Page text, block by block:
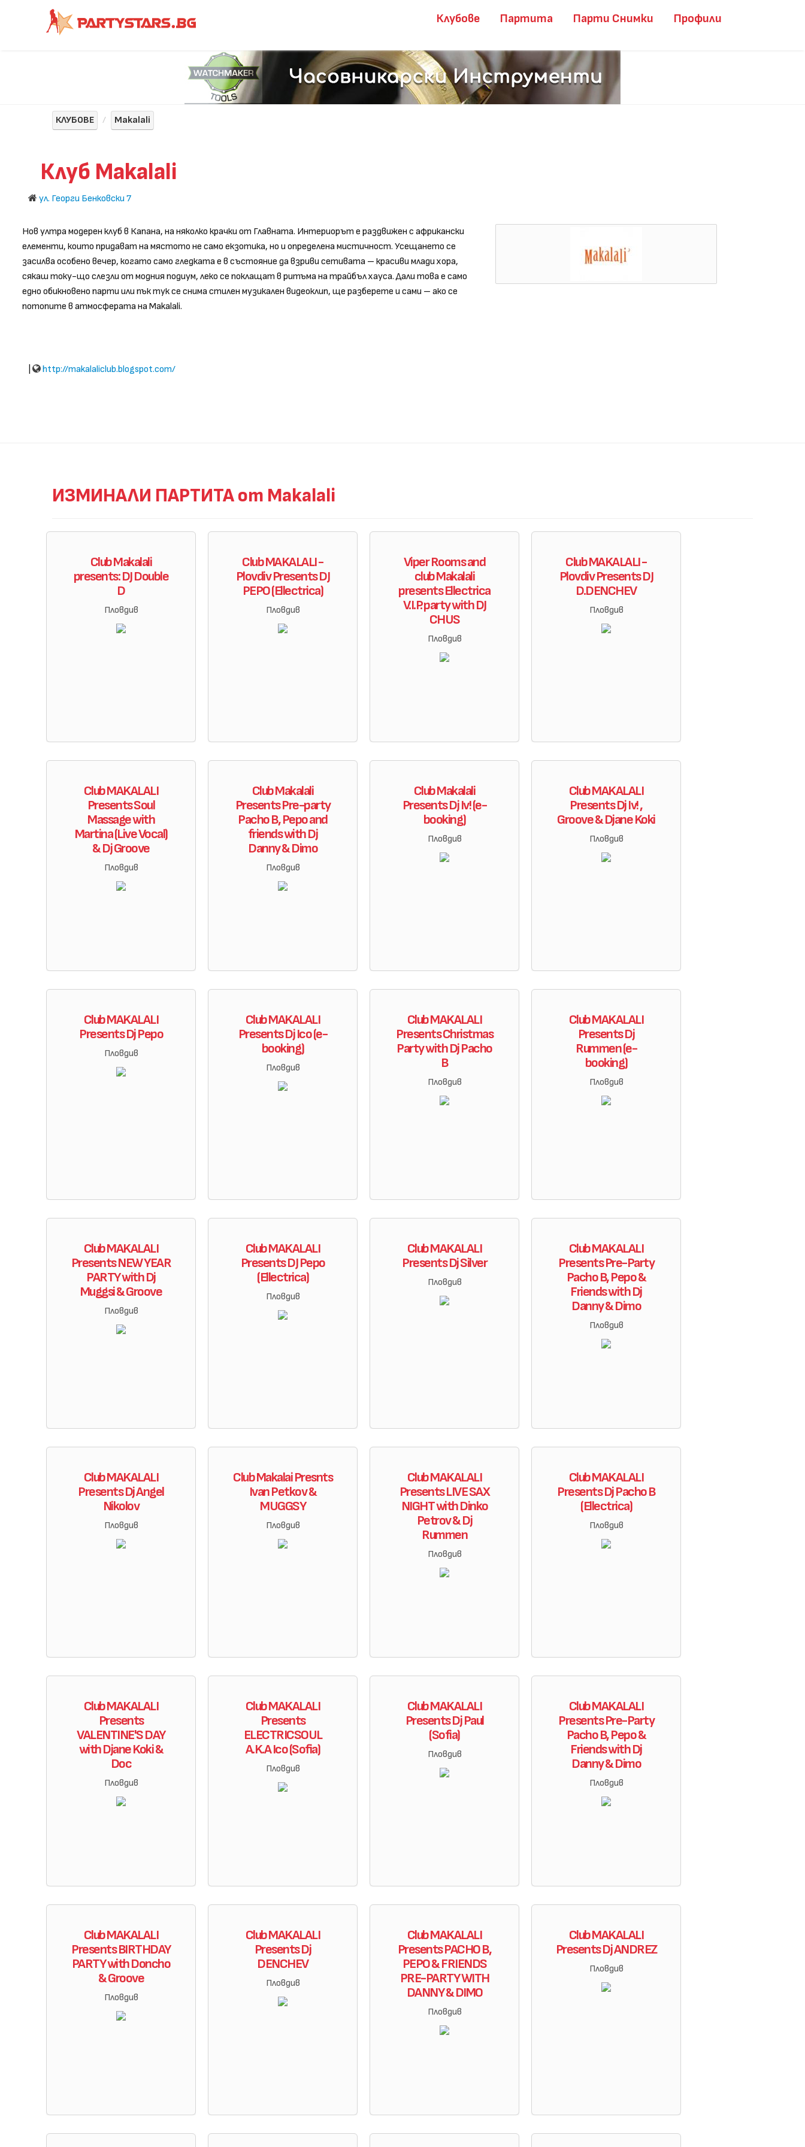
Клубове Партита Парти Снимки Профили
КЛУБОВЕ Makalali
Клуб Makalali
ул. Георги Бенковски 7
Нов ултра модерен клуб в Капана, на няколко крачки от Главната. Интериорът е раздвижен с африкански
елементи, които придават на мястото не само екзотика, но и определена мистичност. Усещането се
засилва особено вечер, когато само гледката е в състояние да взриви сетивата – красиви млади хора,
сякаш току-що слезли от модния подиум, леко се поклащат в ритъма на трайбъл хауса. Дали това е само
едно обикновено парти или пък тук се снима стилен музикален видеоклип, ще разберете и сами – ако се
потопите в атмосферата на Makalali.
http://makalaliclub.blogspot.com/
ИЗМИНАЛИ ПАРТИТА от Makalali
Club Makalali
presents: DJ Double
D
Пловдив
Club MAKALALI -
Plovdiv Presents DJ
PEPO (Ellectrica)
Пловдив
Viper Rooms and
club Makalali
presents Ellectrica
V.I.P. party with DJ
CHUS
Пловдив
Club MAKALALI -
Plovdiv Presents DJ
D.DENCHEV
Пловдив
Club MAKALALI
Presents Soul
Massage with
Martina (Live Vocal)
& Dj Groove
Пловдив
Club Makalali
Presents Pre-party
Pacho B, Pepo and
friends with Dj
Danny & Dimo
Пловдив
Club Makalali
Presents Dj Iv! (e-
booking)
Пловдив
Club MAKALALI
Presents Dj Iv! ,
Groove & Djane Koki
Пловдив
Club MAKALALI
Presents Dj Pepo
Пловдив
Club MAKALALI
Presents Dj Ico (e-
booking)
Пловдив
Club MAKALALI
Presents Christmas
Party with Dj Pacho
B
Пловдив
Club MAKALALI
Presents Dj
Rummen (e-
booking)
Пловдив
Club MAKALALI
Presents NEW YEAR
PARTY with Dj
Muggsi & Groove
Пловдив
Club MAKALALI
Presents DJ Pepo
(Ellectrica)
Пловдив
Club MAKALALI
Presents Dj Silver
Пловдив
Club MAKALALI
Presents Pre-Party
Pacho B, Pepo &
Friends with Dj
Danny & Dimo
Пловдив
Club MAKALALI
Presents Dj Angel
Nikolov
Пловдив
Club Makalai Presnts
Ivan Petkov &
MUGGSY
Пловдив
Club MAKALALI
Presents LIVE SAX
NIGHT with Dinko
Petrov & Dj
Rummen
Пловдив
Club MAKALALI
Presents Dj Pacho B
(Ellectrica)
Пловдив
Club MAKALALI
Presents
VALENTINE'S DAY
with Djane Koki &
Doc
Пловдив
Club MAKALALI
Presents
ELECTRICSOUL
A.K.A Ico (Sofia)
Пловдив
Club MAKALALI
Presents Dj Paul
(Sofia)
Пловдив
Club MAKALALI
Presents Pre-Party
Pacho B, Pepo &
Friends with Dj
Danny & Dimo
Пловдив
Club MAKALALI
Presents BIRTHDAY
PARTY with Doncho
& Groove
Пловдив
Club MAKALALI
Presents Dj
DENCHEV
Пловдив
Club MAKALALI
Presents PACHO B,
PEPO & FRIENDS
PRE-PARTY WITH
DANNY & DIMO
Пловдив
Club MAKALALI
Presents Dj ANDREZ
Пловдив